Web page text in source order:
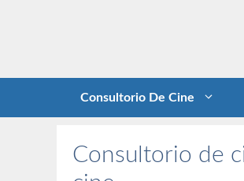
Consultorio De Cine
Consultorio de